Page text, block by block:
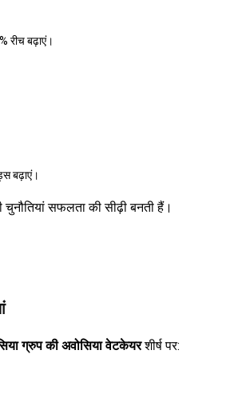
रीच बढ़ाएं।
बढ़ाएं।
सफलता की सीढ़ी बनती हैं।
ग्रुप की अवोसिया वेटकेयरशीर्ष पर: